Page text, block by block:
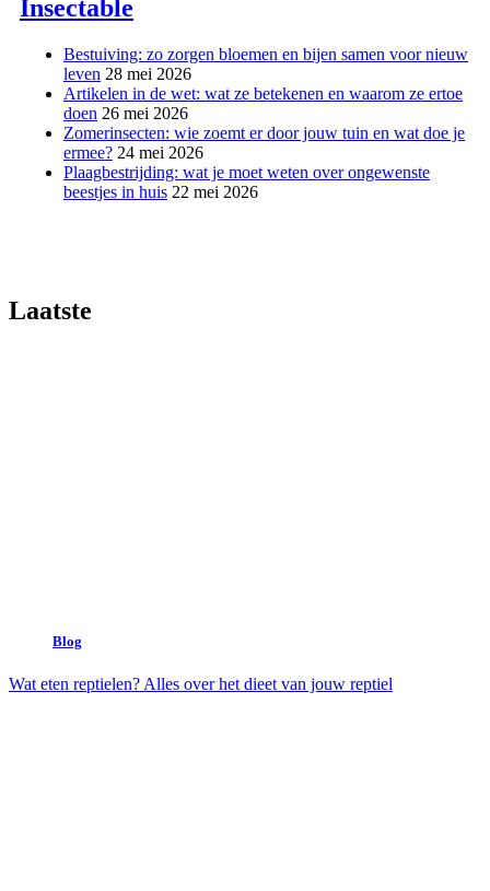
Insectable
Bestuiving: zo zorgen bloemen en bijen samen voor nieuw
leven 28 mei 2026
Artikelen in de wet: wat ze betekenen en waarom ze ertoe
doen 26 mei 2026
Zomerinsecten: wie zoemt er door jouw tuin en wat doe je
ermee? 24 mei 2026
Plaagbestrijding: wat je moet weten over ongewenste
beestjes in huis 22 mei 2026
Laatste
Blog
Wat eten reptielen? Alles over het dieet van jouw reptiel